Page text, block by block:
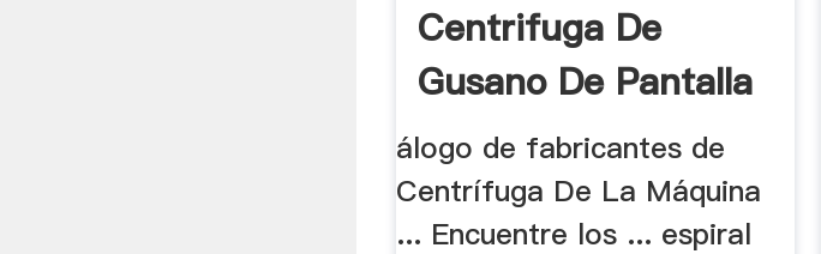
Centrifuga De
Gusano De Pantalla
.
álogo de fabricantes de
Centrífuga De La Máquina
... Encuentre los ... espiral